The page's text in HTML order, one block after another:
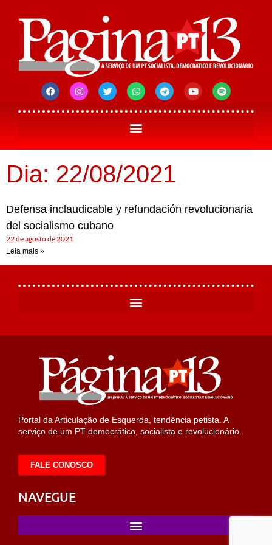
Dia: 22/08/2021
Defensa inclaudicable y refundación revolucionaria
del socialismo cubano
22 de agosto de 2021
Leia mais »
Portal da Articulação de Esquerda, tendência petista. A
serviço de um PT democrático, socialista e revolucionário.
FALE CONOSCO
NAVEGUE